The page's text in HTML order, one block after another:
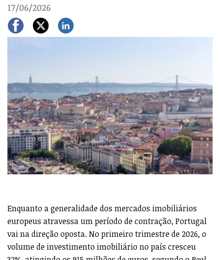
17/06/2026
Enquanto a generalidade dos mercados imobiliários
europeus atravessa um período de contração, Portugal
vai na direção oposta. No primeiro trimestre de 2026, o
volume de investimento imobiliário no país cresceu